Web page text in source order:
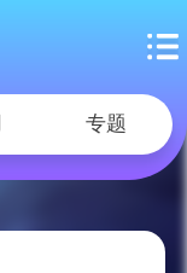
专题